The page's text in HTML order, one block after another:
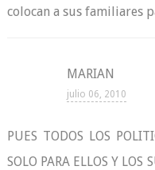
colocan a sus familiares
MARIAN
julio 06, 2010
PUES TODOS LOS
SOLO PARA ELLOS Y LOS